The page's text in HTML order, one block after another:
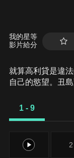
我的星等
影片給分
就算高利貸是違
自己的慾望。丑
嚴，但為了在這
1 - 9
1 2